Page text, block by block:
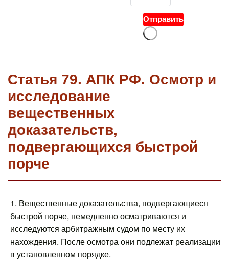
Отправить
Статья 79. АПК РФ. Осмотр и
исследование
вещественных
доказательств,
подвергающихся быстрой
порче
1. Вещественные доказательства, подвергающиеся
быстрой порче, немедленно осматриваются и
исследуются арбитражным судом по месту их
нахождения. После осмотра они подлежат реализации
в установленном порядке.